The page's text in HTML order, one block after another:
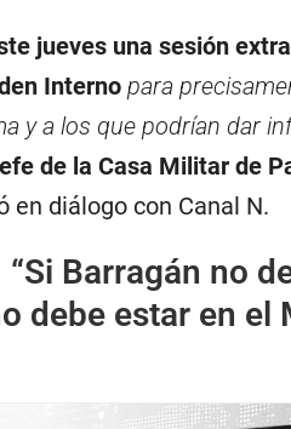
jueves una sesión
Internopara
y a los que podrían dar
de la Casa Militar de
en diálogo con Canal N.
Barragán no
debe estar en el